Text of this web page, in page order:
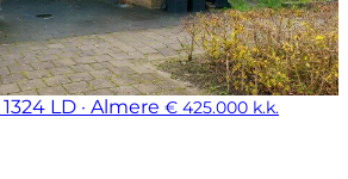
1324 LD · Almere € 425.000 k.k.